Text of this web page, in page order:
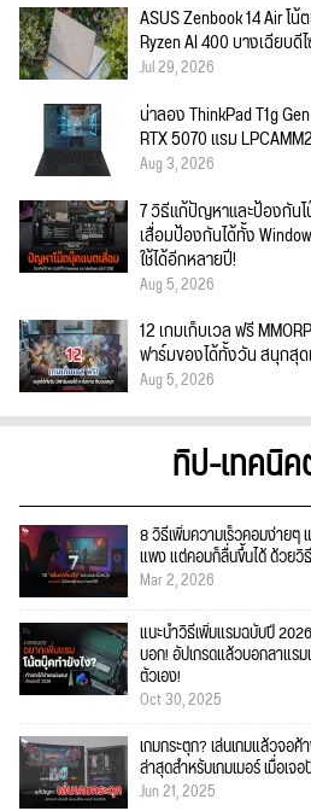
ASUS Zenbook 14 Air โ
Ryzen AI 400 บางเฉียบดี
Jul 29, 2026
น่าลอง ThinkPad T1g
RTX 5070 แรม
Aug 3, 2026
7 วิธีแก้ปัญหาและป้องกัน
เสื่อมป้องกันได้ทั้ง
ใช้ได้อีกหลายปี!
Aug 5, 2026
12 เกมเก็บเวล ฟรี
ฟาร์มของได้ทั้งวัน สนุกสุ
Aug 5, 2026
ทิป-เทคนิ
8 วิธีเพิ่มความเร็วคอมง่ายๆ
แพง แต่คอมก็ลื่นขึ้นได้ ด้วยวิ
Mar 2, 2026
แนะนำวิธีเพิ่มแรมฉบับปี
บอก! อัปเกรดแล้วบอกลาแร
ตัวเอง!
Oct 30, 2025
เกมกระตุก? เล่นเกมแล้วจอ
ล่าสุดสำหรับเกมเมอร์ เมื่อเ
Jun 21, 2025